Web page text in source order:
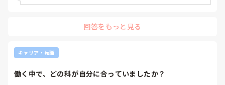
す。倍率高いので。絶対に行ける可能性が低いのになぜか裏
で手を回されました。
どうしたら話が通じると思いますか？なんかもう疲れちゃっ
て。
ここまで読んでくださりありがとうございました。客観的に
回答をもっと見る
キャリア・転職
働く中で、どの科が自分に合っていましたか？